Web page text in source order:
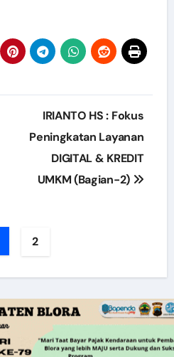
IRIANTO HS : Fokus
Peningkatan Layanan
DIGITAL & KREDIT
UMKM (Bagian-2)
2